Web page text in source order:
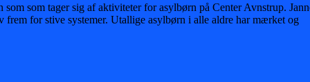
som tager sig af aktiviteter for asylbørn på Center Avnstrup.
frem for stive systemer. Utallige asylbørn i alle aldre har mærket og